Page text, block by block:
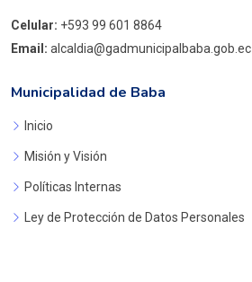
Celular: +593 99 601 8864
Email: alcaldia@gadmunicipalbaba.gob.ec
Municipalidad de Baba
Inicio
Misión y Visión
Políticas Internas
Ley de Protección de Datos Personales